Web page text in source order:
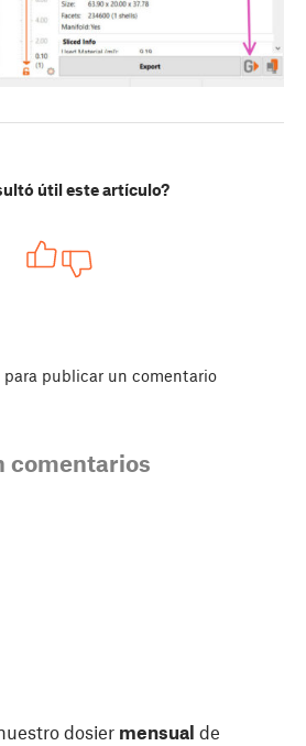
útil este artículo?
para publicar un comentario
comentarios
dosier mensual de